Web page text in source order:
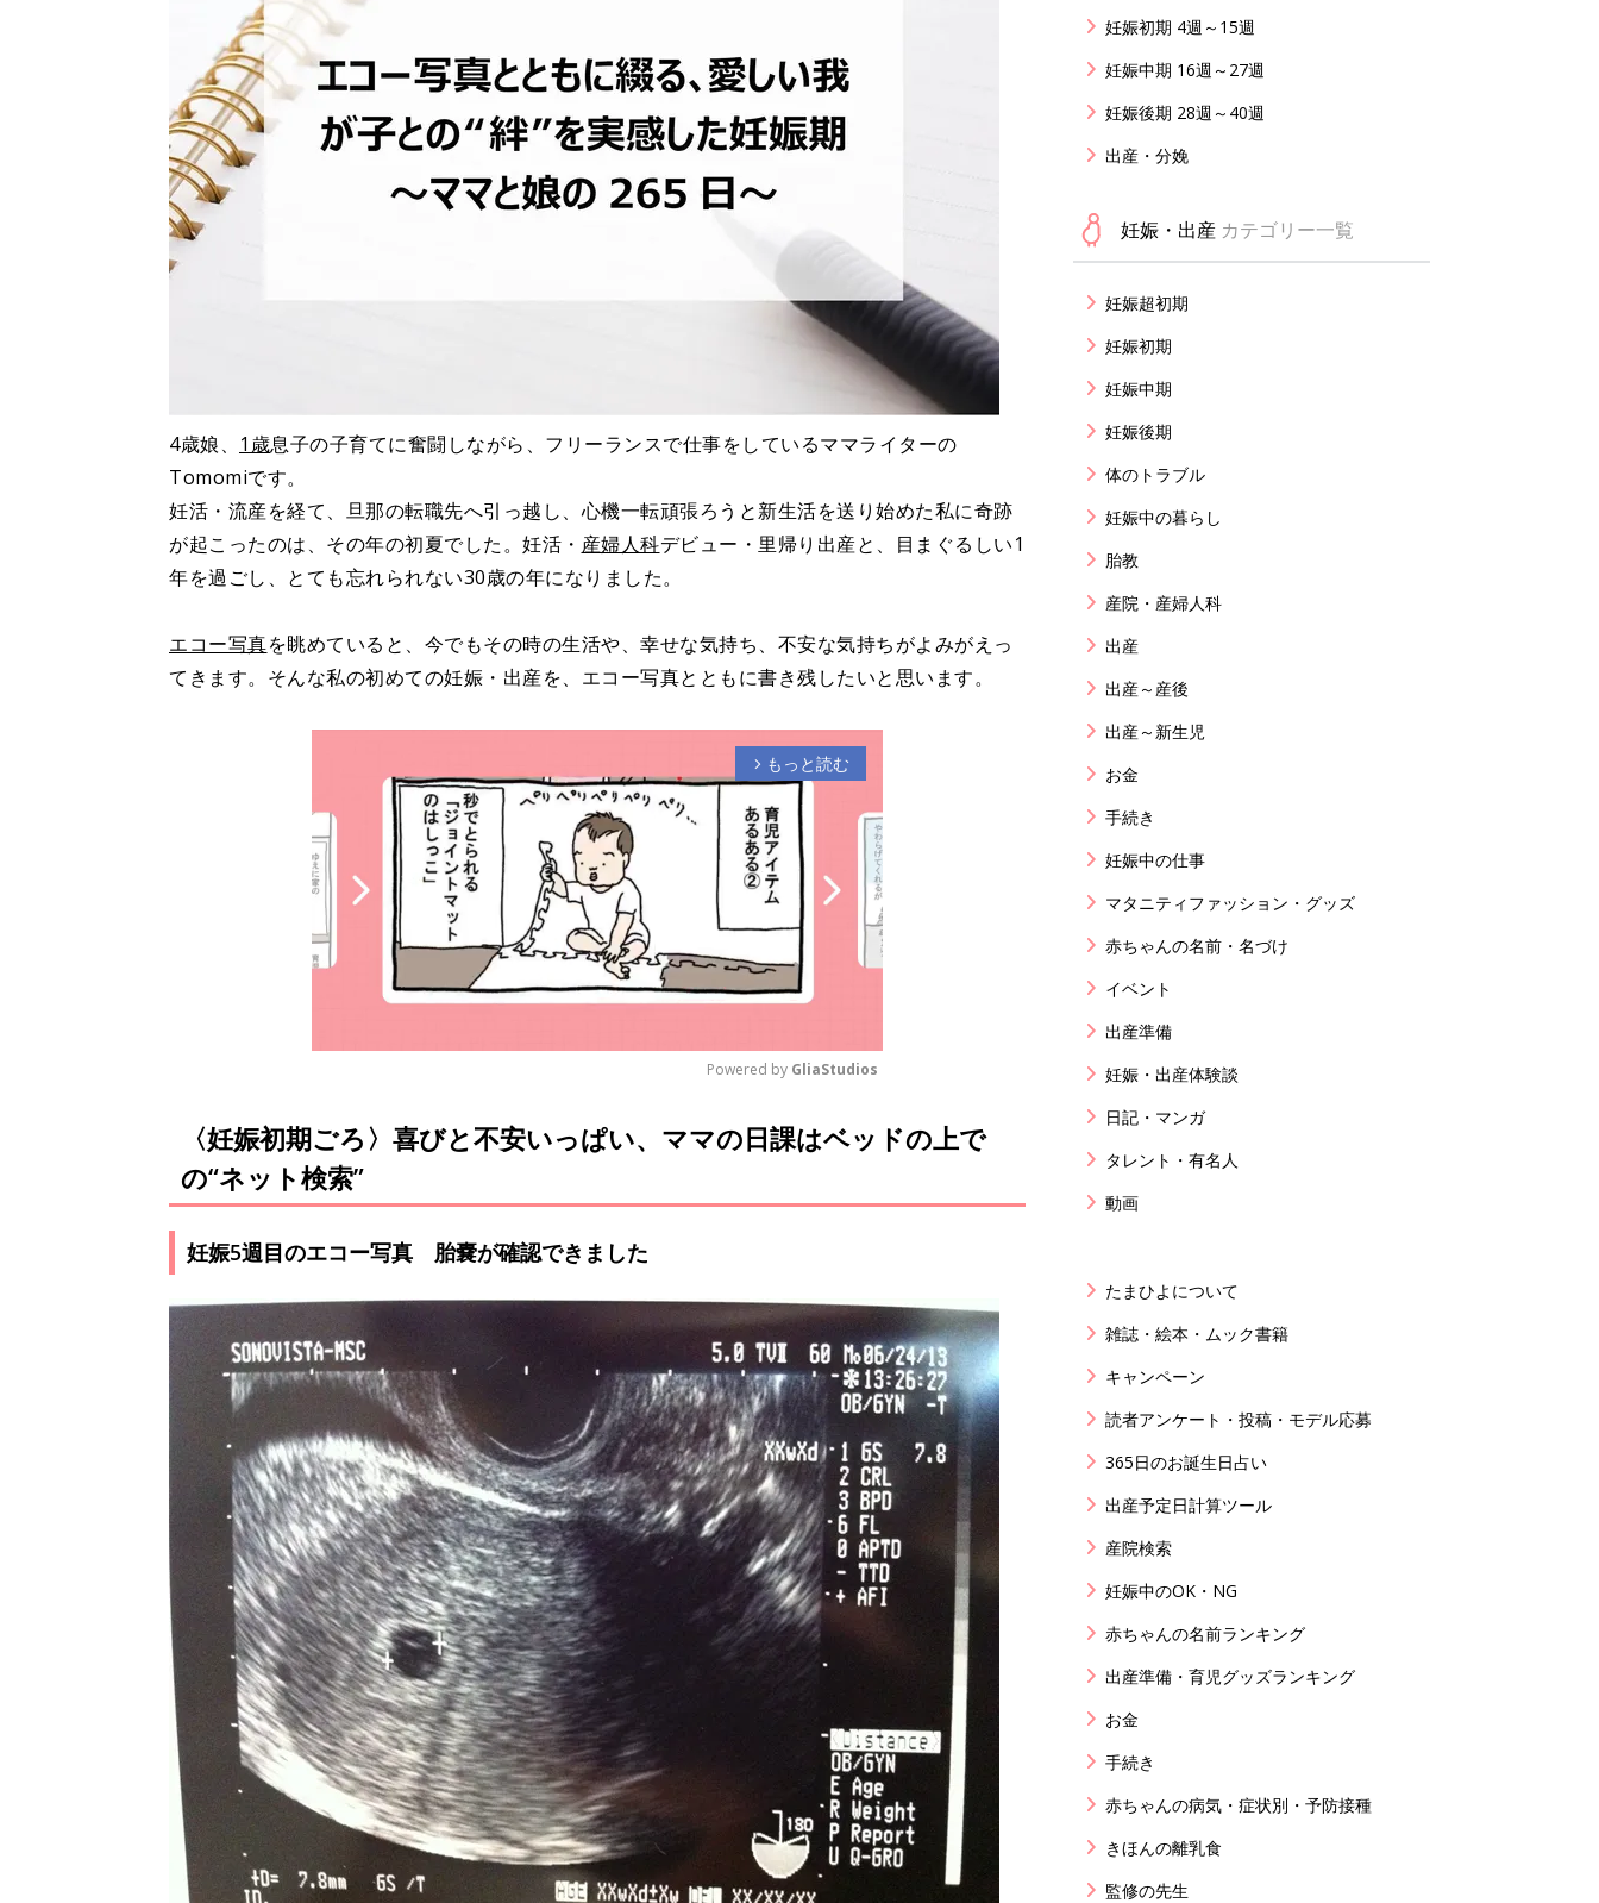
4歳娘、 1歳息子の子育てに奮闘しながら、フリーランスで仕事をしているママライターの
Tomomiです。
妊活・流産を経て、旦那の転職先へ引っ越し、心機一転頑張ろうと新生活を送り始めた私に奇跡
が起こったのは、その年の初夏でした。妊活・ 産婦人科デビュー・里帰り出産と、目まぐるしい1
年を過ごし、とても忘れられない30歳の年になりました。
エコー写真を眺めていると、今でもその時の生活や、幸せな気持ち、不安な気持ちがよみがえっ
てきます。そんな私の初めての妊娠・出産を、エコー写真とともに書き残したいと思います。
arrow_forward_ios もっと読む
M
t
Powered by GliaStudios
〈妊娠初期ごろ〉喜びと不安いっぱい、ママの日課はベッドの上で
の“ネット検索”
妊娠5週目のエコー写真 胎嚢が確認できました
妊娠初期 4週～15週
妊娠中期 16週～27週
妊娠後期 28週～40週
出産・分娩
妊娠・出産 カテゴリー一覧
妊娠超初期
妊娠初期
妊娠中期
妊娠後期
体のトラブル
妊娠中の暮らし
胎教
産院・産婦人科
出産
出産～産後
出産～新生児
お金
手続き
妊娠中の仕事
マタニティファッション・グッズ
赤ちゃんの名前・名づけ
イベント
出産準備
妊娠・出産体験談
日記・マンガ
タレント・有名人
動画
たまひよについて
雑誌・絵本・ムック書籍
キャンペーン
読者アンケート・投稿・モデル応募
365日のお誕生日占い
出産予定日計算ツール
産院検索
妊娠中のOK・NG
赤ちゃんの名前ランキング
出産準備・育児グッズランキング
お金
手続き
赤ちゃんの病気・症状別・予防接種
きほんの離乳食
監修の先生